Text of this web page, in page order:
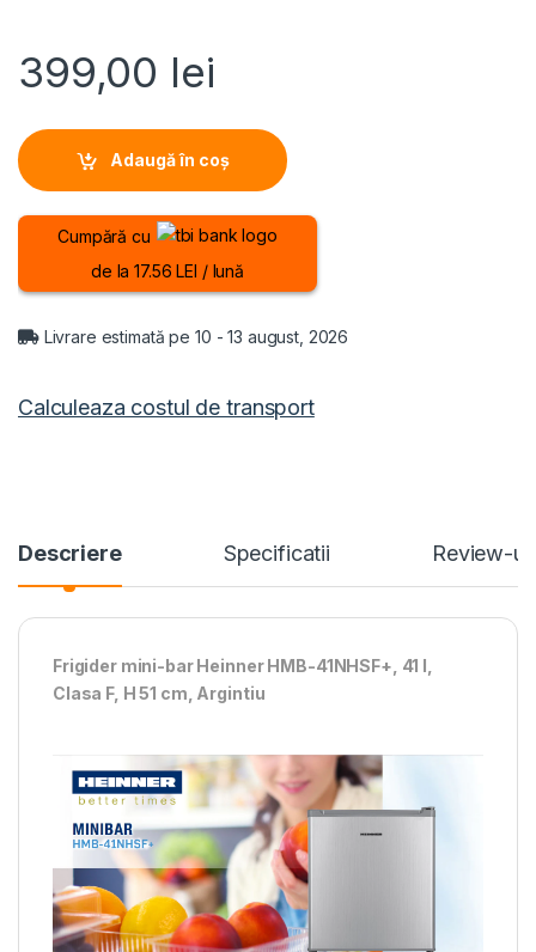
399,00 lei
Adaugă în coș
Cumpără cu
de la 17.56 LEI / lună
Livrare estimată pe 10 - 13 august, 2026
Calculeaza costul de transport
Descriere Specificatii Review-uri
Frigider mini-bar Heinner HMB-41NHSF+, 41 l,
Clasa F, H 51 cm, Argintiu